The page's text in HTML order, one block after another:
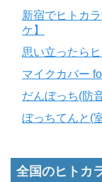
新宿でヒトカ
ケ】
思い立ったら
マイクカバー
だんぼっち(防
ぼっちてんと(
全国のヒトカ